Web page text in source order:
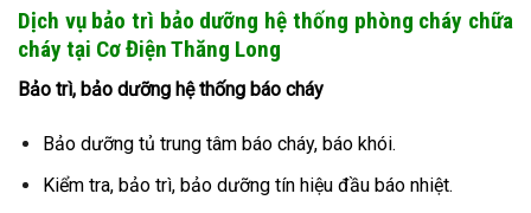
Dịch vụ bảo trì bảo dưỡng hệ thống phòng cháy chữa
cháy tại Cơ Điện Thăng Long
Bảo trì, bảo dưỡng hệ thống báo cháy
Bảo dưỡng tủ trung tâm báo cháy, báo khói.
Kiểm tra, bảo trì, bảo dưỡng tín hiệu đầu báo nhiệt.